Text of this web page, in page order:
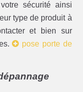
sécurité ainsi
type de produit à
et bien sur
pose porte de